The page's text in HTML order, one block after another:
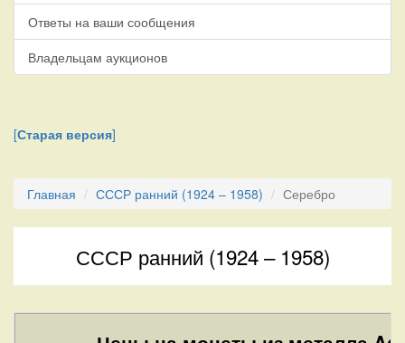
Ответы на ваши сообщения
Владельцам аукционов
[Старая версия]
Главная СССР ранний (1924 – 1958) Серебро
СССР ранний (1924 – 1958)